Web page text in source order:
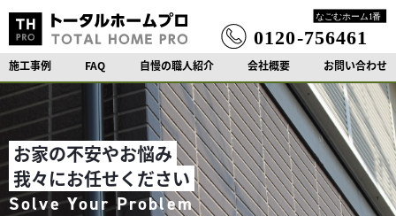
施工事例 FAQ 自慢の職人紹介 会社概要 お問い合わせ
お家の不安やお悩み
我々にお任せください
Solve Your Problem